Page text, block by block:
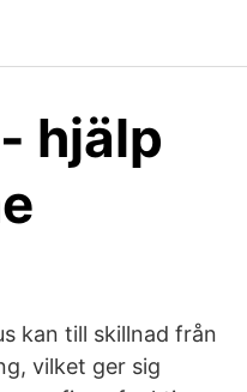
hjälp
kan till skillnad från
vilket ger sig